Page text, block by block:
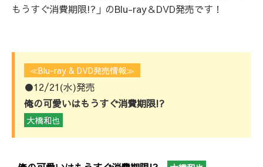
もうすぐ消費期限!?」のBlu-ray＆DVD発売です！
≪Blu-ray & DVD発売情報≫
●12/21(水)発売
俺の可愛いはもうすぐ消費期限!?
大橋和也